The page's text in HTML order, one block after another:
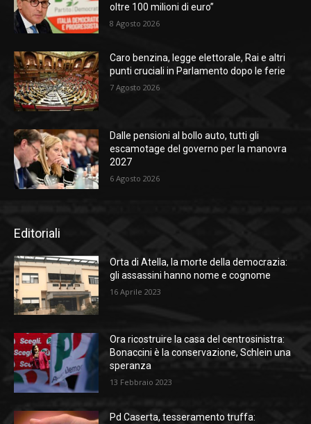
oltre 100 milioni di euro”
8 Agosto 2026
Caro benzina, legge elettorale, Rai e altri
punti cruciali in Parlamento dopo le ferie
7 Agosto 2026
Dalle pensioni al bollo auto, tutti gli
escamotage del governo per la manovra
2027
6 Agosto 2026
Editoriali
Orta di Atella, la morte della democrazia:
gli assassini hanno nome e cognome
16 Aprile 2023
Ora ricostruire la casa del centrosinistra:
Bonaccini è la conservazione, Schlein una
speranza
13 Febbraio 2023
Pd Caserta, tesseramento truffa: